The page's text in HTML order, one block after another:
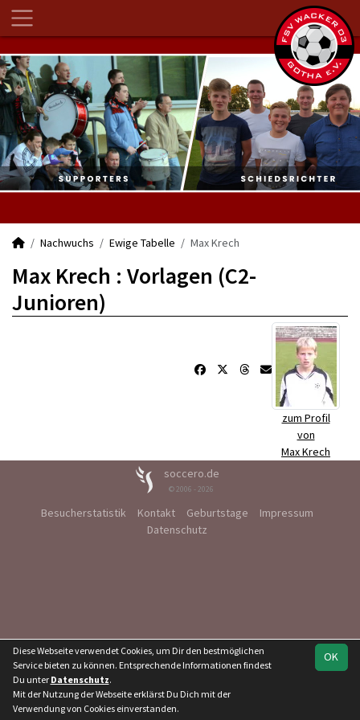
Nachwuchs Ewige Tabelle Max Krech
Max Krech : Vorlagen (C2-
Junioren)
zum Profil
von
Max Krech
soccero.de
© 2006 - 2026
Besucherstatistik Kontakt Geburtstage
Impressum
Datenschutz
OK
Diese Webseite verwendet Cookies, um Dir den bestmöglichen
Service bieten zu können. Entsprechende Informationen findest
Du unter Datenschutz.
Mit der Nutzung der Webseite erklärst Du Dich mit der
Verwendung von Cookies einverstanden.